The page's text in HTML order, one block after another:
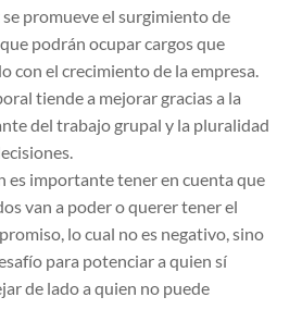
promueve el surgimiento de
podrán ocupar cargos que
con el crecimiento de la empresa.
tiende a mejorar gracias a la
del trabajo grupal y la pluralidad
es importante tener en cuenta que
van a poder o querer tener el
lo cual no es negativo, sino
para potenciar a quien sí
de lado a quien no puede